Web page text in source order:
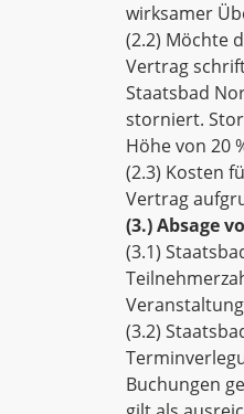
wirksamer
(2.2) Möchte
Vertrag
Staatsbad
storniert.
Höhe von 20
(2.3) Kosten
Vertrag
(3.) Absage
(3.1)
(3.2)
Buchungen